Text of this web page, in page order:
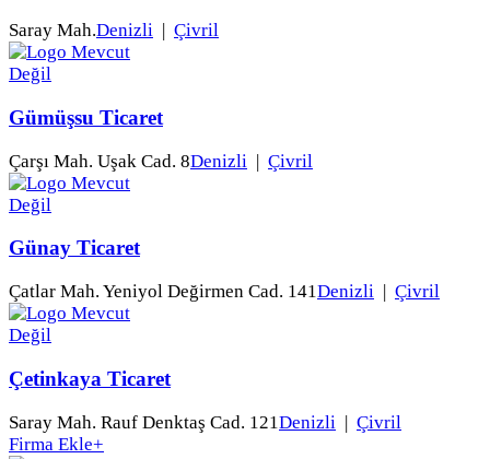
Saray Mah.Denizli Çivril
Gümüşsu Ticaret
Çarşı Mah. Uşak Cad. 8Denizli | Çivril
Günay Ticaret
Çatlar Mah. Yeniyol Değirmen Cad. 141Denizli Çivril
Çetinkaya Ticaret
Saray Mah. Rauf Denktaş Cad. 121Denizli | Çivril
Firma Ekle+